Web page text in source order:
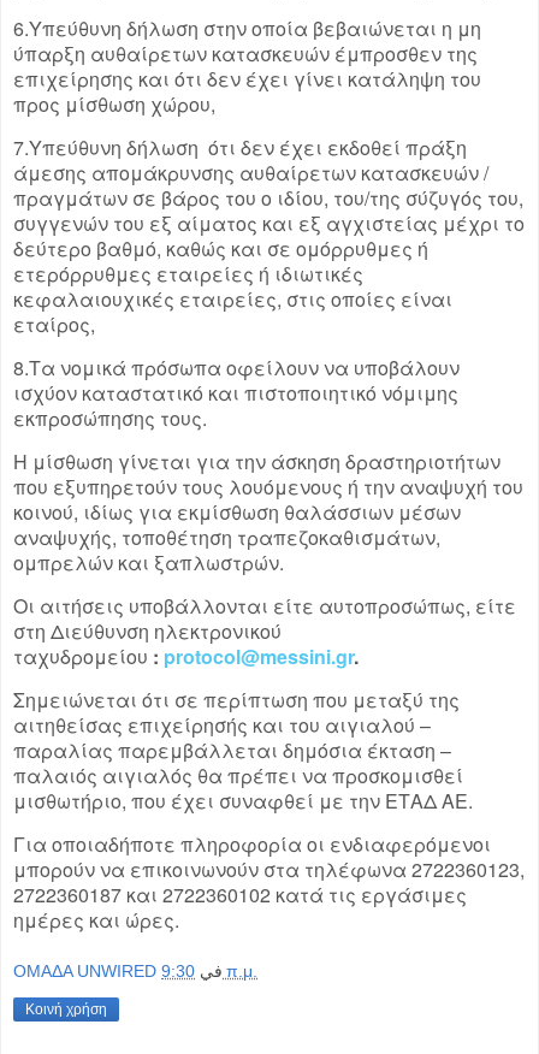
6.Υπεύθυνη δήλωση στην οποία βεβαιώνεται η μη
ύπαρξη αυθαίρετων κατασκευών έμπροσθεν της
επιχείρησης και ότι δεν έχει γίνει κατάληψη του
προς μίσθωση χώρου,
7.Υπεύθυνη δήλωση ότι δεν έχει εκδοθεί πράξη
άμεσης απομάκρυνσης αυθαίρετων κατασκευών /
πραγμάτων σε βάρος του ο ιδίου, του/της σύζυγός του,
συγγενών του εξ αίματος και εξ αγχιστείας μέχρι το
δεύτερο βαθμό, καθώς και σε ομόρρυθμες ή
ετερόρρυθμες εταιρείες ή ιδιωτικές
κεφαλαιουχικές εταιρείες, στις οποίες είναι
εταίρος,
8.Τα νομικά πρόσωπα οφείλουν να υποβάλουν
ισχύον καταστατικό και πιστοποιητικό νόμιμης
εκπροσώπησης τους.
Η μίσθωση γίνεται για την άσκηση δραστηριοτήτων
που εξυπηρετούν τους λουόμενους ή την αναψυχή του
κοινού, ιδίως για εκμίσθωση θαλάσσιων μέσων
αναψυχής, τοποθέτηση τραπεζοκαθισμάτων,
ομπρελών και ξαπλωστρών.
Οι αιτήσεις υποβάλλονται είτε αυτοπροσώπως, είτε
στη Διεύθυνση ηλεκτρονικού
ταχυδρομείου : protocol@messini.gr.
Σημειώνεται ότι σε περίπτωση που μεταξύ της
αιτηθείσας επιχείρησής και του αιγιαλού –
παραλίας παρεμβάλλεται δημόσια έκταση –
παλαιός αιγιαλός θα πρέπει να προσκομισθεί
μισθωτήριο, που έχει συναφθεί με την ΕΤΑΔ ΑΕ.
Για οποιαδήποτε πληροφορία οι ενδιαφερόμενοι
μπορούν να επικοινωνούν στα τηλέφωνα 2722360123,
2722360187 και 2722360102 κατά τις εργάσιμες
ημέρες και ώρες.
OMAΔΑ UNWIRED في 9:30 π.μ.
Κοινή χρήση